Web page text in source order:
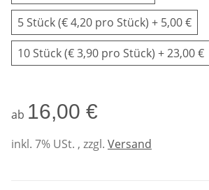
5 Stück (€ 4,20 pro Stück) + 5,00 €
10 Stück (€ 3,90 pro Stück) + 23,00 €
ab 16,00 €
inkl. 7% USt. , zzgl. Versand